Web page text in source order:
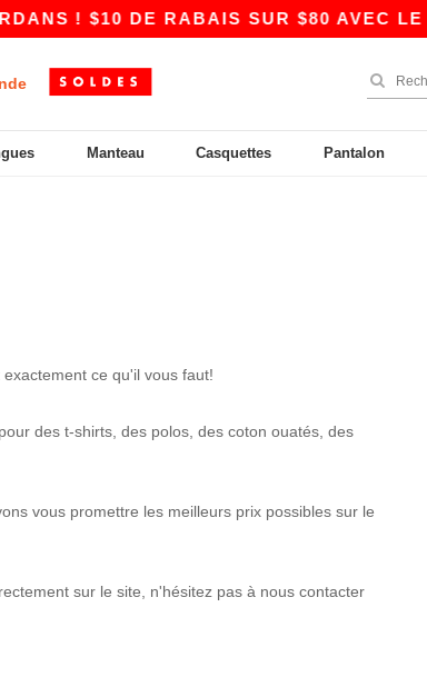
! $10 DE RABAIS SUR $80 AVEC LE
Manteau Casquettes Pantalon
ce qu'il vous faut!
des t-shirts, des polos, des coton ouatés, des
vous promettre les meilleurs prix possibles sur le
sur le site, n'hésitez pas à nous contacter